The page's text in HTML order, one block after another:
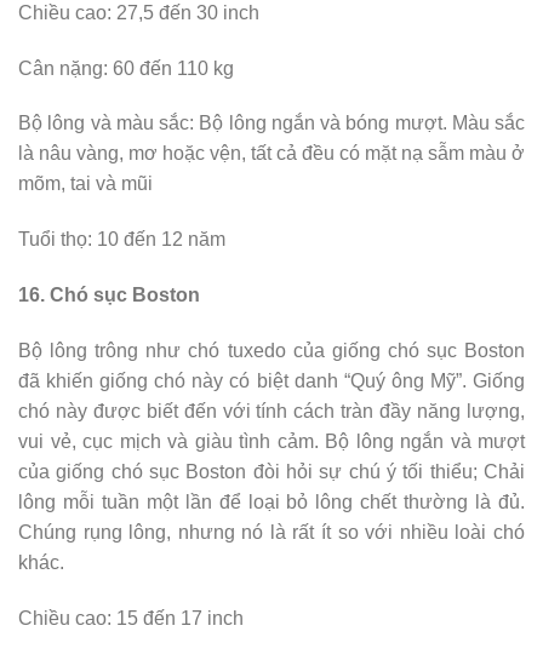
Chiều cao: 27,5 đến 30 inch
Cân nặng: 60 đến 110 kg
Bộ lông và màu sắc: Bộ lông ngắn và bóng mượt. Màu sắc
là nâu vàng, mơ hoặc vện, tất cả đều có mặt nạ sẫm màu ở
mõm, tai và mũi
Tuổi thọ: 10 đến 12 năm
16. Chó sục Boston
Bộ lông trông như chó tuxedo của giống chó sục Boston
đã khiến giống chó này có biệt danh “Quý ông Mỹ”. Giống
chó này được biết đến với tính cách tràn đầy năng lượng,
vui vẻ, cục mịch và giàu tình cảm. Bộ lông ngắn và mượt
của giống chó sục Boston đòi hỏi sự chú ý tối thiểu; Chải
lông mỗi tuần một lần để loại bỏ lông chết thường là đủ.
Chúng rụng lông, nhưng nó là rất ít so với nhiều loài chó
khác.
Chiều cao: 15 đến 17 inch